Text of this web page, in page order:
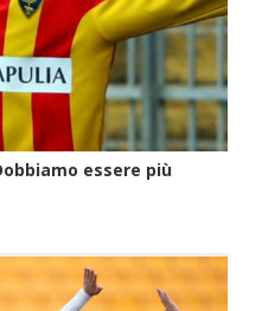
essere più